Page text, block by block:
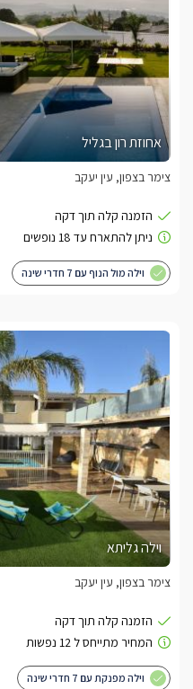
אחוזת רון בגליל
צימר בצפון, עין יעקב
וילה מול הנוף עם 7 חדרי שינה
וילה גליתא
צימר בצפון, עין יעקב
וילה מפנקת עם 7 חדרי שינה